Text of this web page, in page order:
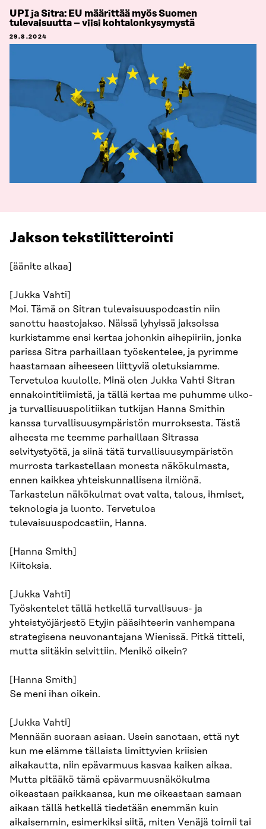
UPI ja Sitra: EU määrittää myös Suomen
tulevaisuutta – viisi kohtalonkysymystä
29.8.2024
Jakson tekstilitterointi
[äänite alkaa]
[Jukka Vahti]
Moi. Tämä on Sitran tulevaisuuspodcastin niin
sanottu haastojakso. Näissä lyhyissä jaksoissa
kurkistamme ensi kertaa johonkin aihepiiriin, jonka
parissa Sitra parhaillaan työskentelee, ja pyrimme
haastamaan aiheeseen liittyviä oletuksiamme.
Tervetuloa kuulolle. Minä olen Jukka Vahti Sitran
ennakointitiimistä, ja tällä kertaa me puhumme ulko-
ja turvallisuuspolitiikan tutkijan Hanna Smithin
kanssa turvallisuusympäristön murroksesta. Tästä
aiheesta me teemme parhaillaan Sitrassa
selvitystyötä, ja siinä tätä turvallisuusympäristön
murrosta tarkastellaan monesta näkökulmasta,
ennen kaikkea yhteiskunnallisena ilmiönä.
Tarkastelun näkökulmat ovat valta, talous, ihmiset,
teknologia ja luonto. Tervetuloa
tulevaisuuspodcastiin, Hanna.
[Hanna Smith]
Kiitoksia.
[Jukka Vahti]
Työskentelet tällä hetkellä turvallisuus- ja
yhteistyöjärjestö Etyjin pääsihteerin vanhempana
strategisena neuvonantajana Wienissä. Pitkä titteli,
mutta siitäkin selvittiin. Menikö oikein?
[Hanna Smith]
Se meni ihan oikein.
[Jukka Vahti]
Mennään suoraan asiaan. Usein sanotaan, että nyt
kun me elämme tällaista limittyvien kriisien
aikakautta, niin epävarmuus kasvaa kaiken aikaa.
Mutta pitääkö tämä epävarmuusnäkökulma
oikeastaan paikkaansa, kun me oikeastaan samaan
aikaan tällä hetkellä tiedetään enemmän kuin
aikaisemmin, esimerkiksi siitä, miten Venäjä toimii tai